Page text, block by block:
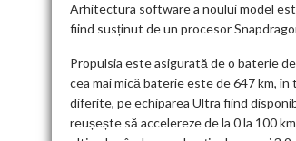
Arhitectura software a noului model
fiind susținut de un procesor
Propulsia este asigurată de o baterie
cea mai mică baterie este de 647 km,
diferite, pe echiparea Ultra fiind
reușește să accelereze de la 0 la 100